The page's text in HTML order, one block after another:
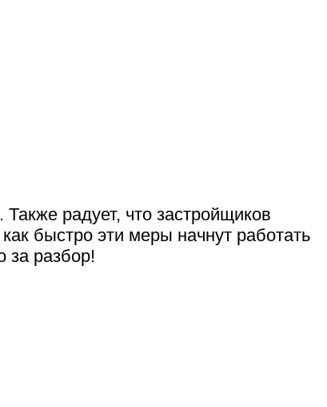
радует, что застройщиков
быстро эти меры начнут работать
за разбор!